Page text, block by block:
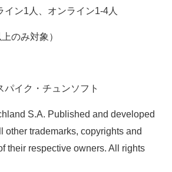
イン1人、オンライン1-4人
のみ対象）
パイク・チュンソフト
S.A. Published and developed
other trademarks, copyrights and
their respective owners. All rights